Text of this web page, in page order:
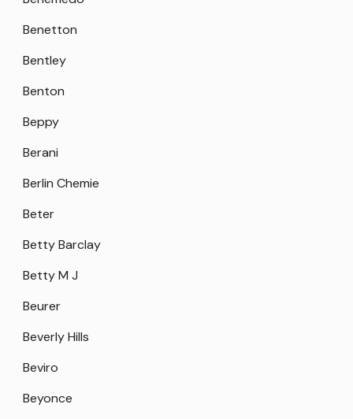
Benetton
Bentley
Benton
Beppy
Berani
Berlin Chemie
Beter
Betty Barclay
Betty M J
Beurer
Beverly Hills
Beviro
Beyonce